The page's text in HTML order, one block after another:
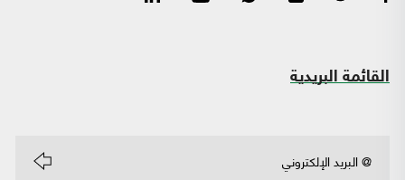
القائمة البريدية